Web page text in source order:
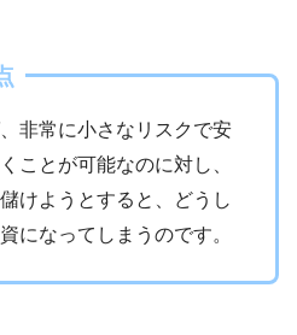
非常に小さなリスクで安
ことが可能なのに対し、
けようとすると、どうし
になってしまうのです。